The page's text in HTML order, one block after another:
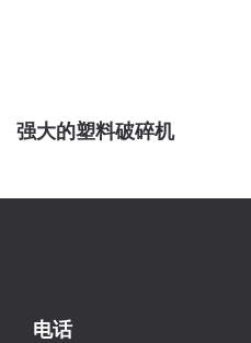
强大的塑料破碎机
电话